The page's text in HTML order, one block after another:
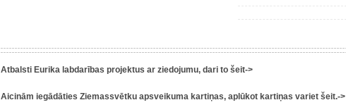
Atbalsti Eurika labdarības projektus ar ziedojumu, dari to šeit->
Aicinām iegādāties Ziemassvētku apsveikuma kartiņas, aplūkot kartiņas variet šeit.->